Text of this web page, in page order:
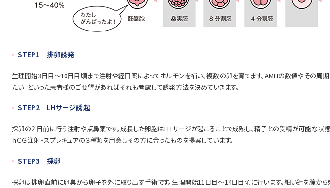
STEP1 排卵誘発
生理開始3日目～10日目頃まで注射や経口薬によってホルモンを補い、複数の卵を育てます。AMHの数値やその周
たい」といった患者様のご要望があればそれも考慮して誘発方法を決めていきます。
STEP2 LHサージ誘起
採卵の２日前に行う注射や点鼻薬です。成長した卵胞はLHサージが起こることで成熟し、精子との受精が可能な状
ｈＣＧ注射・スプレキュアの３種類を用意しその方に合ったものを提案しています。
STEP3 採卵
採卵は排卵直前に卵巣から卵子を外に取り出す手術です。生理開始11日目～14日目頃に行います。細い針を腟か